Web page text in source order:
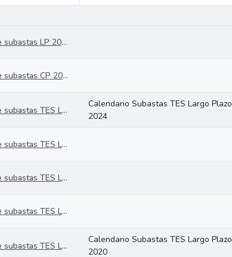
Cronograma de subastas LP 2025
Cronograma de subastas CP 2025
Cronograma de subastas TES Largo plazo 2024
Calendario Subastas TES Largo Plazo
2024
Cronograma de subastas TES Largo Plazo 2023
Cronograma de subastas TES Largo plazo 2022
Cronograma de subastas TES Largo Plazo 2021
Cronograma de subastas TES Largo plazo 2020
Calendario Subastas TES Largo Plazo
2020